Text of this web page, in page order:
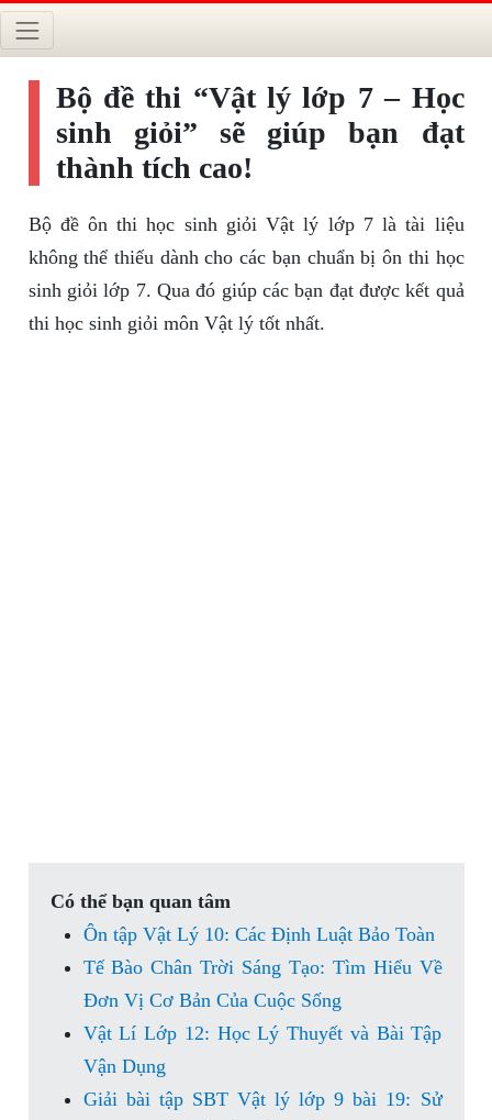
Bộ đề thi “Vật lý lớp 7 – Học
sinh giỏi” sẽ giúp bạn đạt
thành tích cao!
Bộ đề ôn thi học sinh giỏi Vật lý lớp 7 là tài liệu
không thể thiếu dành cho các bạn chuẩn bị ôn thi học
sinh giỏi lớp 7. Qua đó giúp các bạn đạt được kết quả
thi học sinh giỏi môn Vật lý tốt nhất.
Có thể bạn quan tâm
Ôn tập Vật Lý 10: Các Định Luật Bảo Toàn
Tế Bào Chân Trời Sáng Tạo: Tìm Hiểu Về
Đơn Vị Cơ Bản Của Cuộc Sống
Vật Lí Lớp 12: Học Lý Thuyết và Bài Tập
Vận Dụng
Giải bài tập SBT Vật lý lớp 9 bài 19: Sử